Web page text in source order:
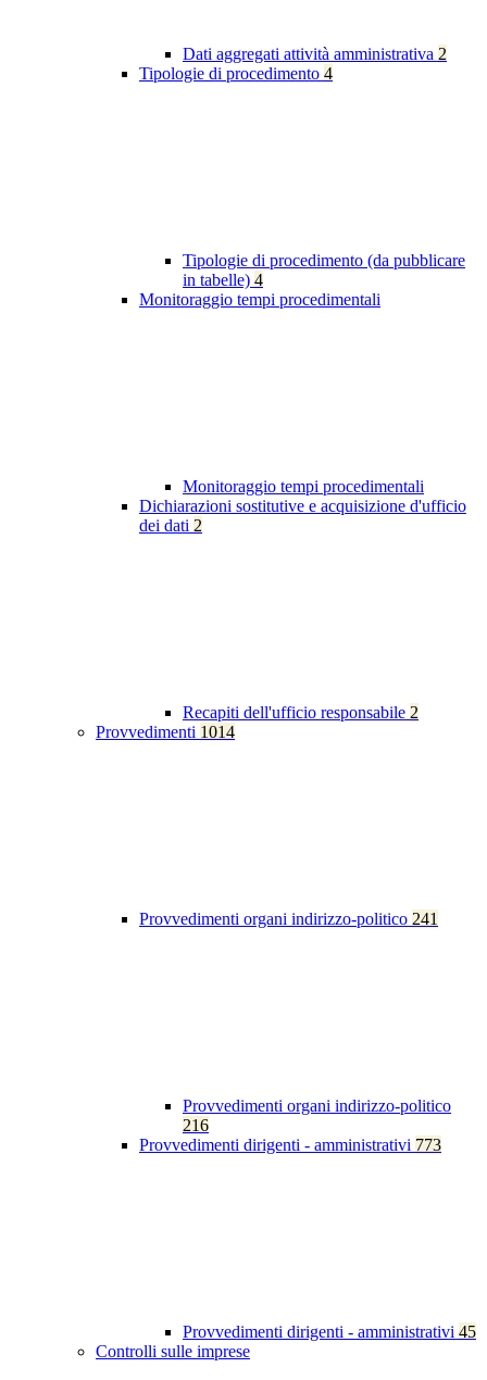
Dati aggregati attività amministrativa 2
Tipologie di procedimento 4
Tipologie di procedimento (da pubblicare
in tabelle) 4
Monitoraggio tempi procedimentali
Monitoraggio tempi procedimentali
Dichiarazioni sostitutive e acquisizione d'ufficio
dei dati 2
Recapiti dell'ufficio responsabile 2
Provvedimenti 1014
Provvedimenti organi indirizzo-politico 241
Provvedimenti organi indirizzo-politico
216
Provvedimenti dirigenti - amministrativi 773
Provvedimenti dirigenti - amministrativi 45
Controlli sulle imprese